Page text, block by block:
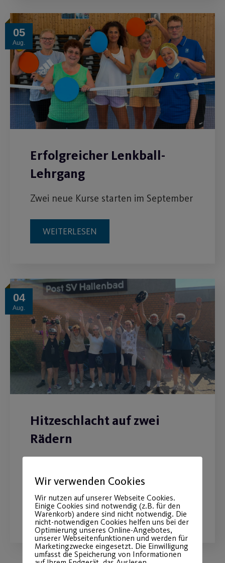
05
Aug.
Erfolgreicher Lenkball-
Lehrgang
Zwei neue Kurse starten im September
WEITERLESEN
04
Aug.
Hitzeschlacht auf zwei
Rädern
Tour, coole Truppe
WEITERLESEN
Wir verwenden Cookies
Wir nutzen auf unserer Webseite Cookies.
Einige Cookies sind notwendig (z.B. für den
Warenkorb) andere sind nicht notwendig. Die
nicht-notwendigen Cookies helfen uns bei der
Optimierung unseres Online-Angebotes,
unserer Webseitenfunktionen und werden für
Marketingzwecke eingesetzt. Die Einwilligung
umfasst die Speicherung von Informationen